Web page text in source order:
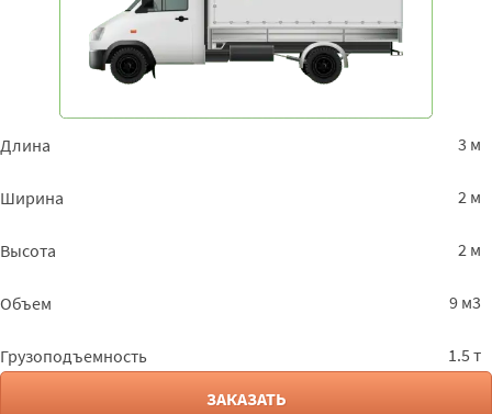
Длина 3 м
Ширина 2 м
Высота 2 м
Объем 9 м3
Грузоподъемность
1.5 т
ЗАКАЗАТЬ